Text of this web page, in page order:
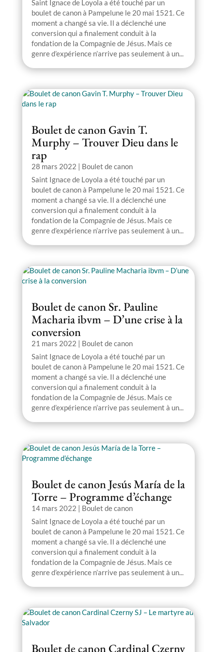
Saint Ignace de Loyola a été touché par un
boulet de canon à Pampelune le 20 mai 1521. Ce
moment a changé sa vie. Il a déclenché une
conversion qui a finalement conduit à la
fondation de la Compagnie de Jésus. Mais ce
genre d’expérience n’arrive pas seulement à un...
Boulet de canon Gavin T.
Murphy – Trouver Dieu dans le
rap
28 mars 2022 | Boulet de canon
Saint Ignace de Loyola a été touché par un
boulet de canon à Pampelune le 20 mai 1521. Ce
moment a changé sa vie. Il a déclenché une
conversion qui a finalement conduit à la
fondation de la Compagnie de Jésus. Mais ce
genre d’expérience n’arrive pas seulement à un...
Boulet de canon Sr. Pauline
Macharia ibvm – D’une crise à la
conversion
21 mars 2022
Boulet de canon
Saint Ignace de Loyola a été touché par un
boulet de canon à Pampelune le 20 mai 1521. Ce
moment a changé sa vie. Il a déclenché une
conversion qui a finalement conduit à la
fondation de la Compagnie de Jésus. Mais ce
genre d’expérience n’arrive pas seulement à un...
Boulet de canon Jesús María de la
Torre – Programme d’échange
14 mars 2022 | Boulet de canon
Saint Ignace de Loyola a été touché par un
boulet de canon à Pampelune le 20 mai 1521. Ce
moment a changé sa vie. Il a déclenché une
conversion qui a finalement conduit à la
fondation de la Compagnie de Jésus. Mais ce
genre d’expérience n’arrive pas seulement à un...
Boulet de canon Cardinal Czerny